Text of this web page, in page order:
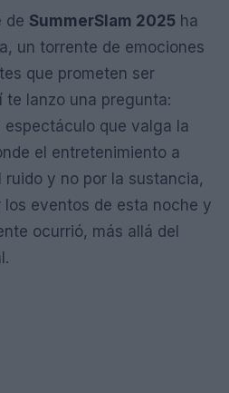
de SummerSlam 2025 ha
un torrente de emociones
que prometen ser
te lanzo una pregunta:
que valga la
el entretenimiento a
ruido y no por la sustancia,
eventos de esta noche y
ocurrió, más allá del